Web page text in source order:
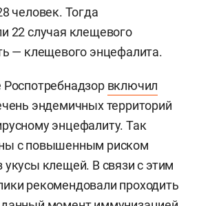
человек. Тогда
22 случая клещевого
— клещевого энцефалита.
включил
эндемичных территорий
энцефалиту. Так
с повышенным риском
укусы клещей. В связи с этим
рекомендовали проходить